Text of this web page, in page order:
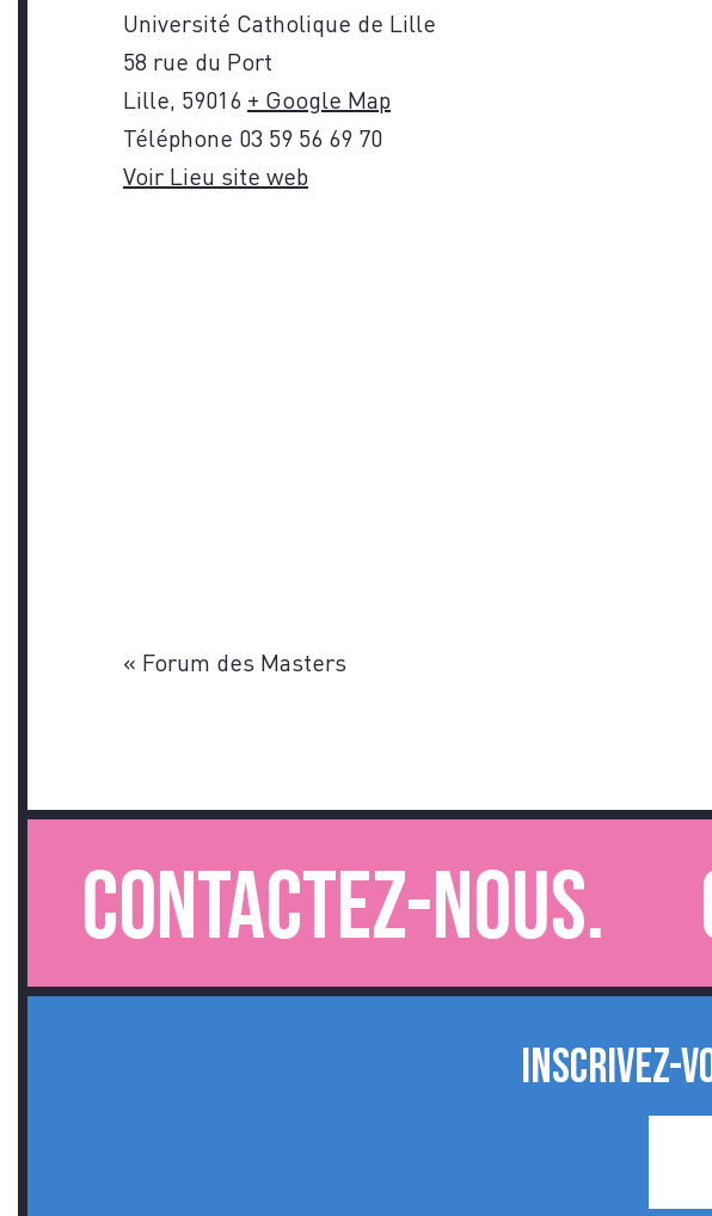
Université Catholique de Lille
58 rue du Port
Lille, 59016 + Google Map
Téléphone 03 59 56 69 70
Voir Lieu site web
« Forum des Masters
nous.
INSCRIVEZ-